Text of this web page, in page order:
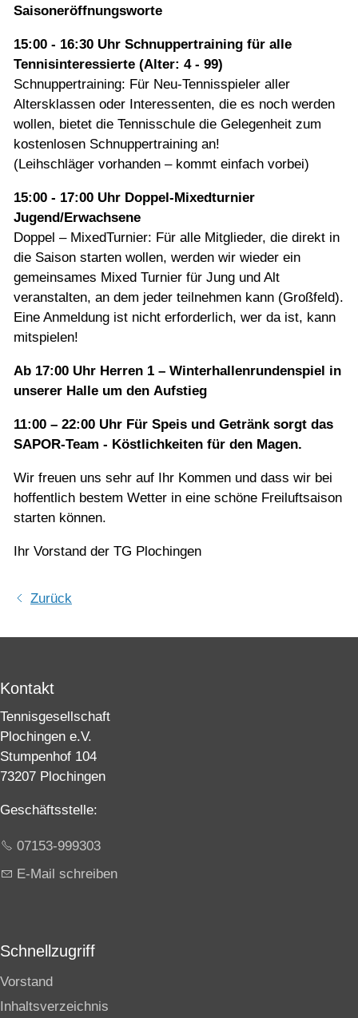
Saisoneröffnungsworte
15:00 - 16:30 Uhr Schnuppertraining für alle
Tennisinteressierte (Alter: 4 - 99)
Schnuppertraining: Für Neu-Tennisspieler aller
Altersklassen oder Interessenten, die es noch werden
wollen, bietet die Tennisschule die Gelegenheit zum
kostenlosen Schnuppertraining an!
(Leihschläger vorhanden – kommt einfach vorbei)
15:00 - 17:00 Uhr Doppel-Mixedturnier
Jugend/Erwachsene
Doppel – MixedTurnier: Für alle Mitglieder, die direkt in
die Saison starten wollen, werden wir wieder ein
gemeinsames Mixed Turnier für Jung und Alt
veranstalten, an dem jeder teilnehmen kann (Großfeld).
Eine Anmeldung ist nicht erforderlich, wer da ist, kann
mitspielen!
Ab 17:00 Uhr Herren 1 – Winterhallenrundenspiel in
unserer Halle um den Aufstieg
11:00 – 22:00 Uhr Für Speis und Getränk sorgt das
SAPOR-Team - Köstlichkeiten für den Magen.
Wir freuen uns sehr auf Ihr Kommen und dass wir bei
hoffentlich bestem Wetter in eine schöne Freiluftsaison
starten können.
Ihr Vorstand der TG Plochingen
Zurück
Kontakt
Tennisgesellschaft
Plochingen e.V.
Stumpenhof 104
73207 Plochingen
Geschäftsstelle:
07153-999303
E-Mail schreiben
Schnellzugriff
Vorstand
Inhaltsverzeichnis